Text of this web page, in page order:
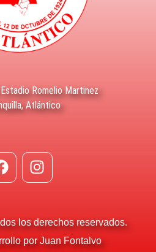
Romelio Martinez
Atlántico
los derechos reservados.
por Juan Fontalvo